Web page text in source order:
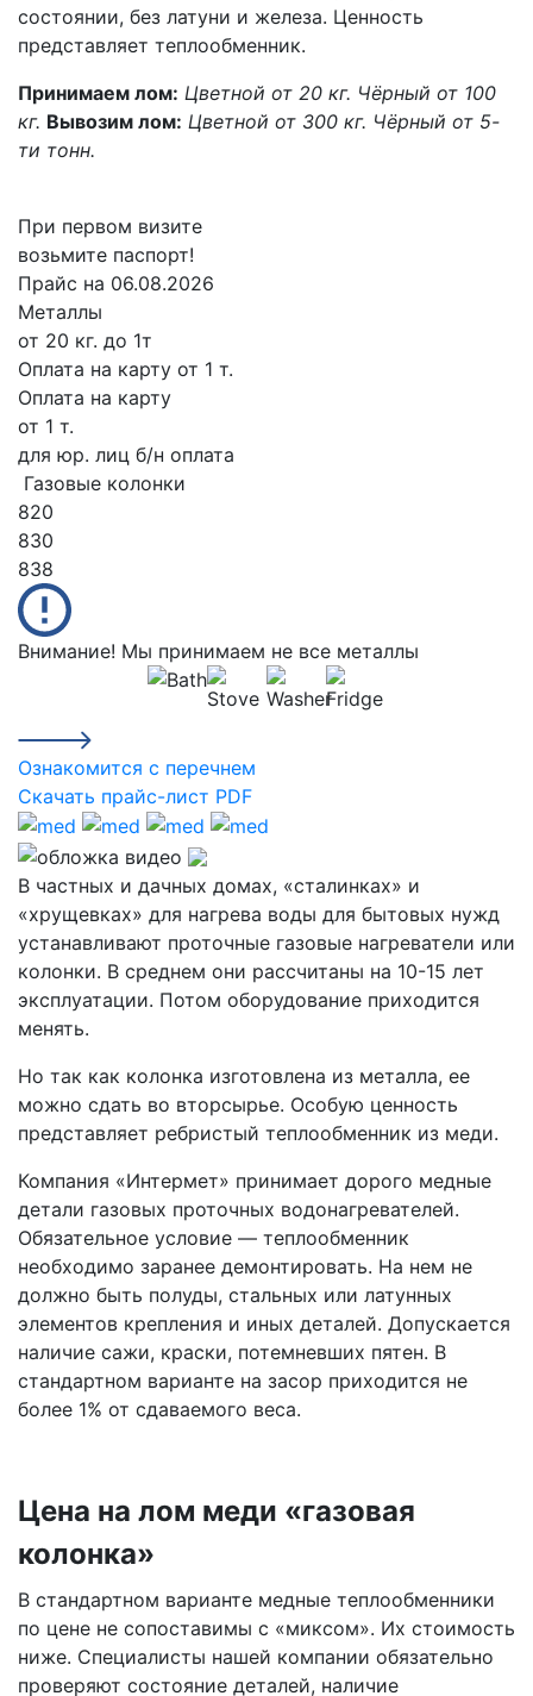
состоянии, без латуни и железа. Ценность
представляет теплообменник.
Принимаем лом: Цветной от 20 кг. Чёрный от 100
кг. Вывозим лом: Цветной от 300 кг. Чёрный от 5-
ти тонн.
При первом визите
возьмите паспорт!
Прайс на 06.08.2026
Металлы
от 20 кг. до 1т
Оплата на карту от 1 т.
Оплата на карту
от 1 т.
для юр. лиц б/н оплата
Газовые колонки
820
830
838
Внимание! Мы принимаем не все металлы
Ознакомится с перечнем
Скачать прайс-лист PDF
В частных и дачных домах, «сталинках» и
«хрущевках» для нагрева воды для бытовых нужд
устанавливают проточные газовые нагреватели или
колонки. В среднем они рассчитаны на 10-15 лет
эксплуатации. Потом оборудование приходится
менять.
Но так как колонка изготовлена из металла, ее
можно сдать во вторсырье. Особую ценность
представляет ребристый теплообменник из меди.
Компания «Интермет» принимает дорого медные
детали газовых проточных водонагревателей.
Обязательное условие — теплообменник
необходимо заранее демонтировать. На нем не
должно быть полуды, стальных или латунных
элементов крепления и иных деталей. Допускается
наличие сажи, краски, потемневших пятен. В
стандартном варианте на засор приходится не
более 1% от сдаваемого веса.
Цена на лом меди «газовая
колонка»
В стандартном варианте медные теплообменники
по цене не сопоставимы с «миксом». Их стоимость
ниже. Специалисты нашей компании обязательно
проверяют состояние деталей, наличие